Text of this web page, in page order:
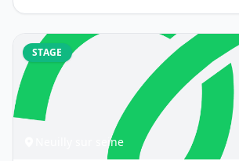
STAGE
Neuilly sur seine